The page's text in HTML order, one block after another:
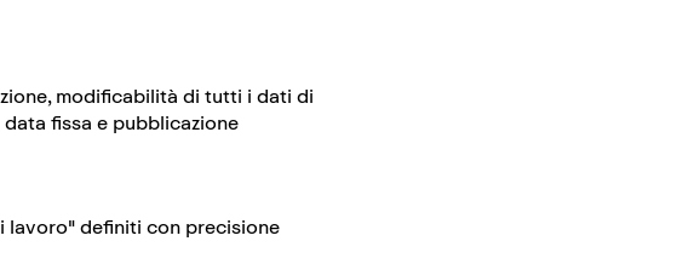
modificabilità di tutti i dati di
fissa e pubblicazione
lavoro" definiti con precisione